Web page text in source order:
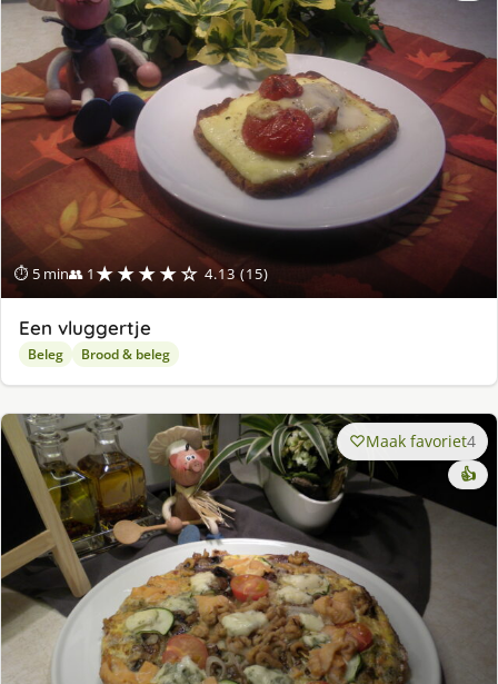
⏱ 5 min👥 1 ★★★★☆ 4.13 (15)
Een vluggertje
Beleg Brood & beleg
Maak favoriet4
👍